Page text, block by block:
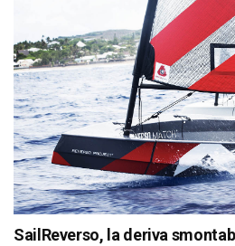
SailReverso, la deriva